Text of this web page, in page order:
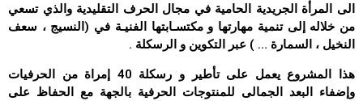
الى المرأة الجريدية الحامية في مجال الحرف التقليدية والذي تسعي
من خلاله إلى تنمية مهارتها و مكتسـابتها الفنيـة في (النسيج ، سعف
النخيل ، السمارة … ) عبر التكوين و الرسكلة .
هذا المشروع يعمل على تأطير و رسكلة 40 إمراة من الحرفيات
وإضفاء البعد الجمالى للمنتوجات الحرفية بالجهة مع الحفاظ على